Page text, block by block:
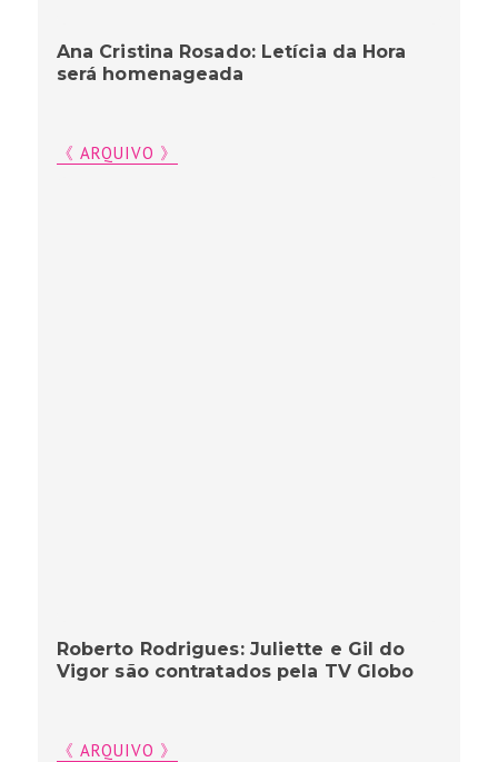
Ana Cristina Rosado: Letícia da Hora
será homenageada
《 ARQUIVO 》
Roberto Rodrigues: Juliette e Gil do
Vigor são contratados pela TV Globo
《 ARQUIVO 》